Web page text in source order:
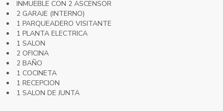
INMUEBLE CON 2 ASCENSOR
2 GARAJE (INTERNO)
1 PARQUEADERO VISITANTE
1 PLANTA ELECTRICA
1 SALON
2 OFICINA
2 BAÑO
1 COCINETA
1 RECEPCION
1 SALON DE JUNTA